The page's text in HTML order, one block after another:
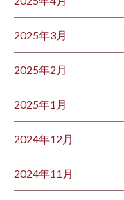
2025年3月
2025年2月
2025年1月
2024年12月
2024年11月